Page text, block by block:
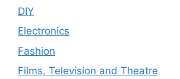
DIY
Electronics
Fashion
Films, Television and Theatre